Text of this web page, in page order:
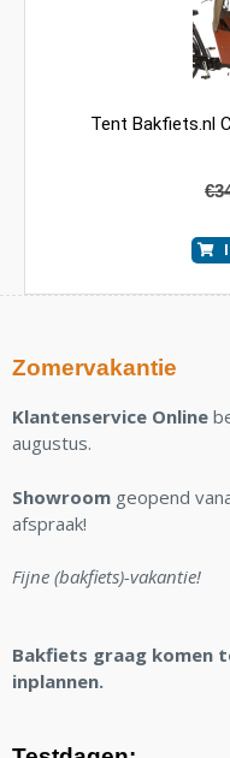
Tent Bakfiets.nl
€
Zomervakantie
Klantenservice Online
augustus.
Showroom geopend
afspraak!
Fijne (bakfiets)-vakantie!
Bakfiets graag komen
inplannen.